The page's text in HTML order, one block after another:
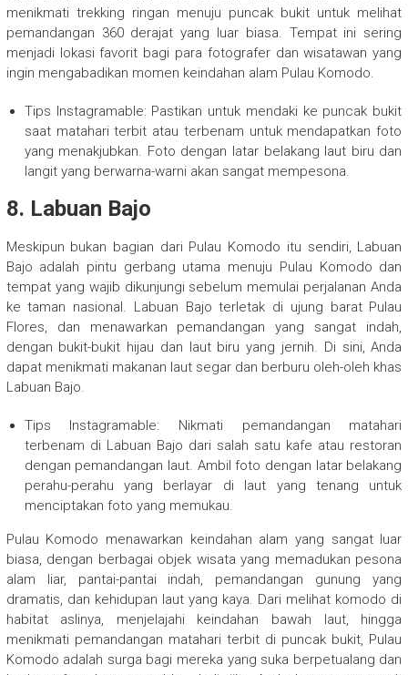
menikmati trekking ringan menuju puncak bukit untuk melihat
pemandangan 360 derajat yang luar biasa. Tempat ini sering
menjadi lokasi favorit bagi para fotografer dan wisatawan yang
ingin mengabadikan momen keindahan alam Pulau Komodo.
Tips Instagramable: Pastikan untuk mendaki ke puncak bukit
saat matahari terbit atau terbenam untuk mendapatkan foto
yang menakjubkan. Foto dengan latar belakang laut biru dan
langit yang berwarna-warni akan sangat mempesona.
8. Labuan Bajo
Meskipun bukan bagian dari Pulau Komodo itu sendiri, Labuan
Bajo adalah pintu gerbang utama menuju Pulau Komodo dan
tempat yang wajib dikunjungi sebelum memulai perjalanan Anda
ke taman nasional. Labuan Bajo terletak di ujung barat Pulau
Flores, dan menawarkan pemandangan yang sangat indah,
dengan bukit-bukit hijau dan laut biru yang jernih. Di sini, Anda
dapat menikmati makanan laut segar dan berburu oleh-oleh khas
Labuan Bajo.
Tips Instagramable: Nikmati pemandangan matahari
terbenam di Labuan Bajo dari salah satu kafe atau restoran
dengan pemandangan laut. Ambil foto dengan latar belakang
perahu-perahu yang berlayar di laut yang tenang untuk
menciptakan foto yang memukau.
Pulau Komodo menawarkan keindahan alam yang sangat luar
biasa, dengan berbagai objek wisata yang memadukan pesona
alam liar, pantai-pantai indah, pemandangan gunung yang
dramatis, dan kehidupan laut yang kaya. Dari melihat komodo di
habitat aslinya, menjelajahi keindahan bawah laut, hingga
menikmati pemandangan matahari terbit di puncak bukit, Pulau
Komodo adalah surga bagi mereka yang suka berpetualang dan